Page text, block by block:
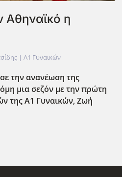
Αθηναϊκό η
| Α1 Γυναικών
την ανανέωση της
μια σεζόν με την πρώτη
της Α1 Γυναικών, Ζωή